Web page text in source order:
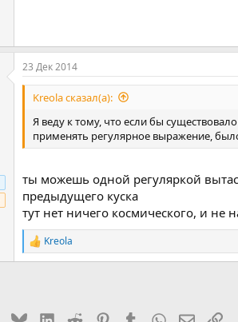
23 Дек 2014
Kreola сказал(а):
Я веду к тому, что если бы
применять регулярное выражение,
ты можешь одной регуляркой
предыдущего куска
тут нет ничего космического, и
Р
е
Kreola
BlueskyLinkedIn
Reddit PinterestTumblrWhatsApp